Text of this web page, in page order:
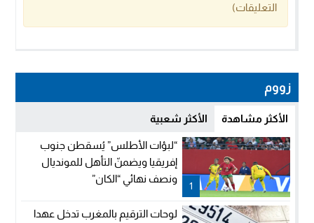
التعليقات)
زووم
الأكثر مشاهدة الأكثر شعبية
1
“لبؤات الأطلس” يُسقطن جنوب
إفريقيا ويضمنّ التأهل للمونديال
ونصف نهائي “الكان”
لوحات الترقيم بالمغرب تدخل عهدا